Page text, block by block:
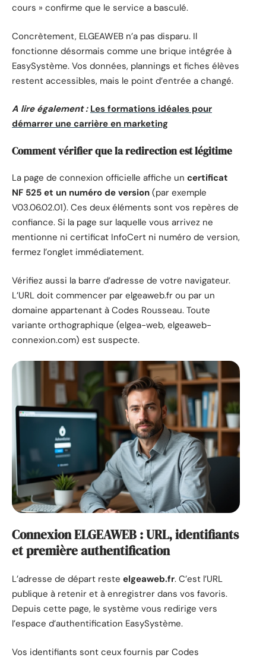
cours » confirme que le service a basculé.
Concrètement, ELGEAWEB n’a pas disparu. Il
fonctionne désormais comme une brique intégrée à
EasySystème. Vos données, plannings et fiches élèves
restent accessibles, mais le point d’entrée a changé.
A lire également : Les formations idéales pour
démarrer une carrière en marketing
Comment vérifier que la redirection est légitime
La page de connexion officielle affiche un certificat
NF 525 et un numéro de version (par exemple
V03.06.02.01). Ces deux éléments sont vos repères de
confiance. Si la page sur laquelle vous arrivez ne
mentionne ni certificat InfoCert ni numéro de version,
fermez l’onglet immédiatement.
Vérifiez aussi la barre d’adresse de votre navigateur.
L’URL doit commencer par elgeaweb.fr ou par un
domaine appartenant à Codes Rousseau. Toute
variante orthographique (elgea-web, elgeaweb-
connexion.com) est suspecte.
Connexion ELGEAWEB : URL, identifiants
et première authentification
L’adresse de départ reste elgeaweb.fr. C’est l’URL
publique à retenir et à enregistrer dans vos favoris.
Depuis cette page, le système vous redirige vers
l’espace d’authentification EasySystème.
Vos identifiants sont ceux fournis par Codes